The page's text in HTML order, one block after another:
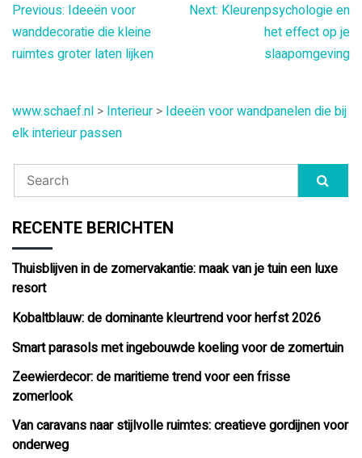
Bericht
navigatie
Previous: Ideeën voor
wanddecoratie die kleine
ruimtes groter laten lijken
Next: Kleurenpsychologie en
het effect op je
slaapomgeving
www.schaef.nl > Interieur > Ideeën voor wandpanelen die bij
elk interieur passen
RECENTE BERICHTEN
Thuisblijven in de zomervakantie: maak van je tuin een luxe
resort
Kobaltblauw: de dominante kleurtrend voor herfst 2026
Smart parasols met ingebouwde koeling voor de zomertuin
Zeewierdecor: de maritieme trend voor een frisse
zomerlook
Van caravans naar stijlvolle ruimtes: creatieve gordijnen voor
onderweg